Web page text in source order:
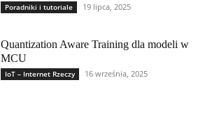
Poradniki i tutoriale 19 lipca, 2025
Quantization Aware Training dla modeli w
MCU
IoT – Internet Rzeczy 16 września, 2025